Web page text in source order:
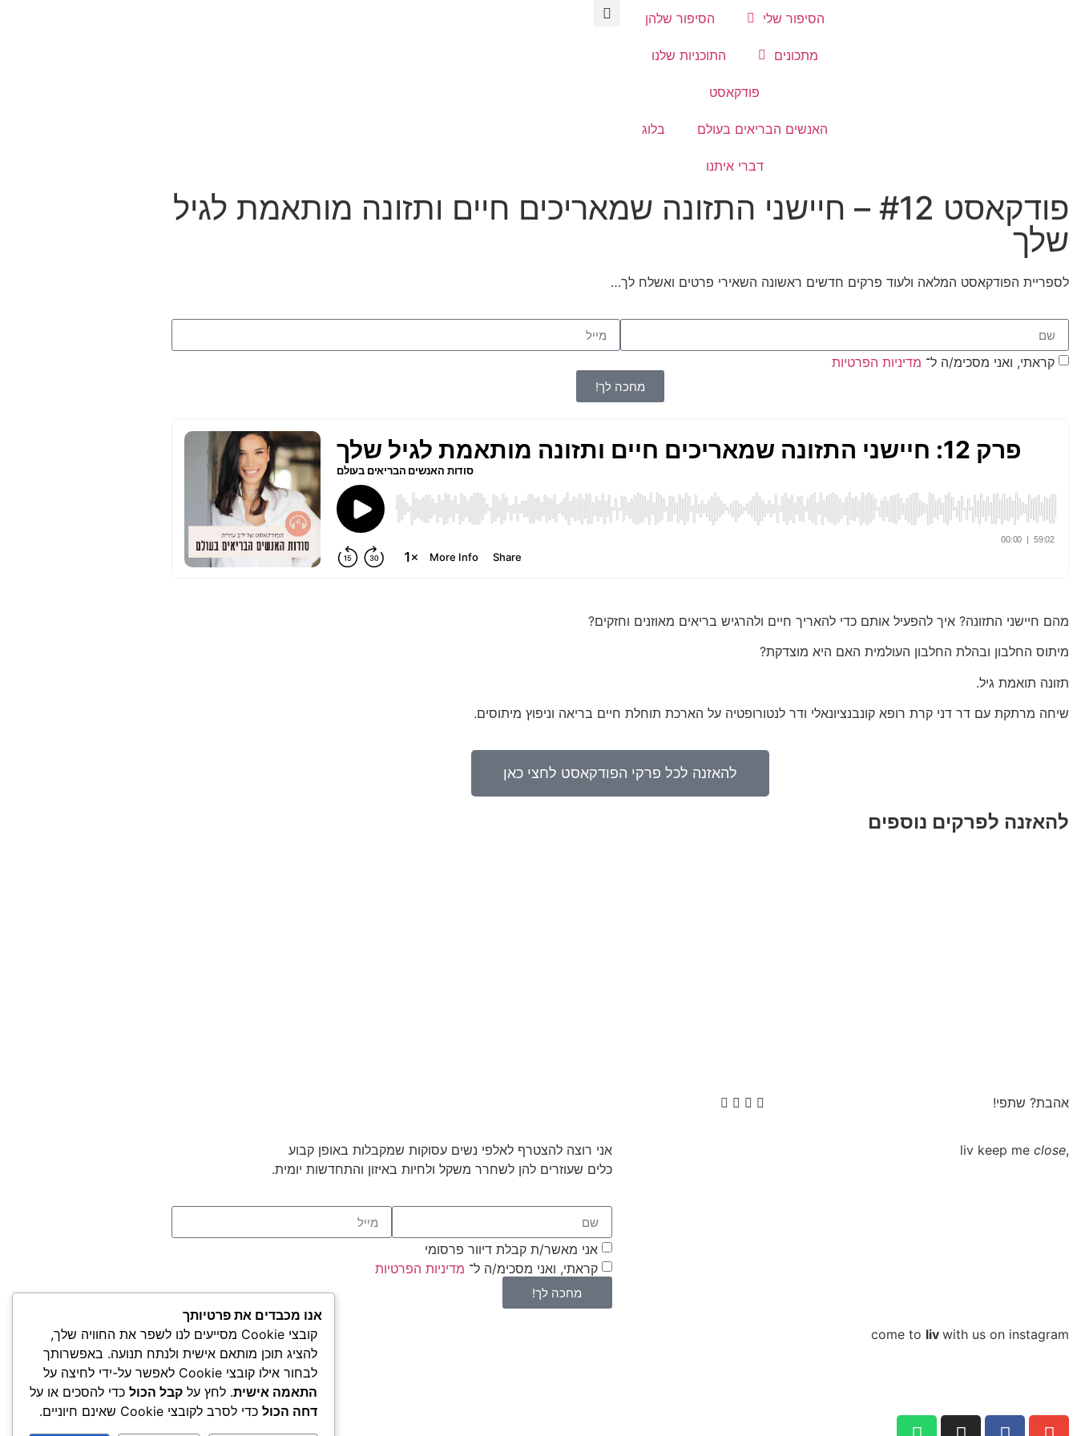
הסיפור שלי הסיפור שלהן
מתכונים התוכניות שלנו
פודקאסט
האנשים הבריאים בעולם בלוג
דברי איתנו
פודקאסט #12 – חיישני התזונה שמאריכים חיים ותזונה מותאמת לגיל
שלך
לספריית הפודקאסט המלאה ולעוד פרקים חדשים ראשונה השאירי פרטים ואשלח לך…
קראתי, ואני מסכימ/ה ל־ מדיניות הפרטיות
מחכה לך!
מהם חיישני התזונה? איך להפעיל אותם כדי להאריך חיים ולהרגיש בריאים מאוזנים וחזקים?
מיתוס החלבון ובהלת החלבון העולמית האם היא מוצדקת?
תזונה תואמת גיל.
שיחה מרתקת עם דר דני קרת רופא קונבנציונאלי ודר לנטורופטיה על הארכת תוחלת חיים בריאה וניפוץ מיתוסים.
להאזנה לכל פרקי הפודקאסט לחצי כאן
להאזנה לפרקים נוספים
אהבת? שתפי!
,liv keep me
close
אני רוצה להצטרף לאלפי נשים עסוקות שמקבלות באופן קבוע
כלים שעוזרים להן לשחרר משקל ולחיות באיזון והתחדשות יומית.
אני מאשר/ת קבלת דיוור פרסומי
קראתי, ואני מסכימ/ה ל־ מדיניות הפרטיות
מחכה לך!
come to liv with us on instagram
אנו מכבדים את פרטיותך
קובצי Cookie מסייעים לנו לשפר את החוויה שלך,
להציג תוכן מותאם אישית ולנתח תנועה. באפשרותך
לבחור אילו קובצי Cookie לאפשר על-ידי לחיצה על
התאמה אישית. לחץ על קבל הכולכדי להסכים או על
דחה הכולכדי לסרב לקובצי Cookie שאינם חיוניים.